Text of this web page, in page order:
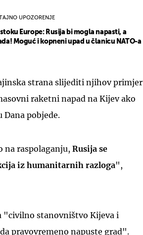
UPOZORENJE
Europe: Rusija bi mogla napasti, a
Moguć i kopneni upad u članicu NATO-a
strana slijediti njihov primjer
raketni napad na Kijev ako
pobjede.
na raspolaganju, Rusija se
iz humanitarnih razloga",
"civilno stanovništvo Kijeva i
pravovremeno napuste grad".